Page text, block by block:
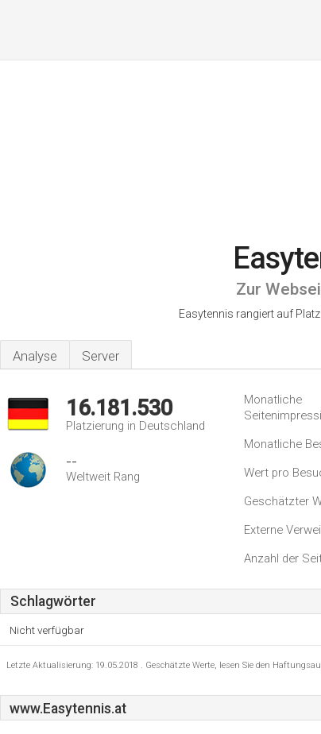
Zur
Easytennis rangiert auf
Analyse Server
16.181.530
Platzierung in Deutschland
--
Weltweit Rang
Monatliche
Monatliche
Wert pro
Geschätzter
Externe
Anzahl der
Schlagwörter
Nicht verfügbar
Letzte Aktualisierung: 19.05.2018 . Geschätzte Werte, lesen Sie den
www.Easytennis.at